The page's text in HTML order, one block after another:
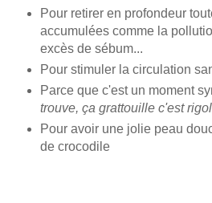
Pour retirer en profondeur
accumulées comme la
excès de sébum...
Pour stimuler la circulation
Parce que c'est un moment
trouve, ça grattouille c'est
Pour avoir une jolie peau
de crocodile